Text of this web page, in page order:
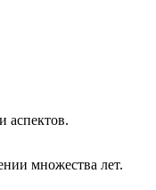
аспектов.
множества лет.